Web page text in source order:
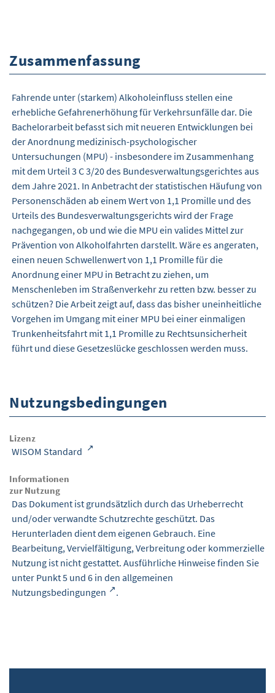
Zusammenfassung
Fahrende unter (starkem) Alkoholeinfluss stellen eine
erhebliche Gefahrenerhöhung für Verkehrsunfälle dar. Die
Bachelorarbeit befasst sich mit neueren Entwicklungen bei
der Anordnung medizinisch-psychologischer
Untersuchungen (MPU) - insbesondere im Zusammenhang
mit dem Urteil 3 C 3/20 des Bundesverwaltungsgerichtes aus
dem Jahre 2021. In Anbetracht der statistischen Häufung von
Personenschäden ab einem Wert von 1,1 Promille und des
Urteils des Bundesverwaltungsgerichts wird der Frage
nachgegangen, ob und wie die MPU ein valides Mittel zur
Prävention von Alkoholfahrten darstellt. Wäre es angeraten,
einen neuen Schwellenwert von 1,1 Promille für die
Anordnung einer MPU in Betracht zu ziehen, um
Menschenleben im Straßenverkehr zu retten bzw. besser zu
schützen? Die Arbeit zeigt auf, dass das bisher uneinheitliche
Vorgehen im Umgang mit einer MPU bei einer einmaligen
Trunkenheitsfahrt mit 1,1 Promille zu Rechtsunsicherheit
führt und diese Gesetzeslücke geschlossen werden muss.
Nutzungsbedingungen
Lizenz
WISOM Standard
Informationen
zur Nutzung
Das Dokument ist grundsätzlich durch das Urheberrecht
und/oder verwandte Schutzrechte geschützt. Das
Herunterladen dient dem eigenen Gebrauch. Eine
Bearbeitung, Vervielfältigung, Verbreitung oder kommerzielle
Nutzung ist nicht gestattet. Ausführliche Hinweise finden Sie
unter Punkt 5 und 6 in den allgemeinen
Nutzungsbedingungen
.